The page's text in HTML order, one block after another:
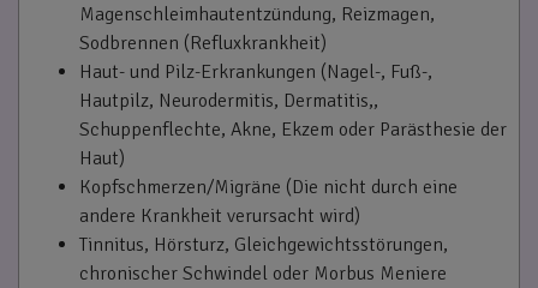
Magenschleimhautentzündung, Reizmagen,
Sodbrennen (Refluxkrankheit)
Haut- und Pilz-Erkrankungen (Nagel-, Fuß-,
Hautpilz, Neurodermitis, Dermatitis,,
Schuppenflechte, Akne, Ekzem oder Parästhesie der
Haut)
Kopfschmerzen/Migräne (Die nicht durch eine
andere Krankheit verursacht wird)
Tinnitus, Hörsturz, Gleichgewichtsstörungen,
chronischer Schwindel oder Morbus Meniere